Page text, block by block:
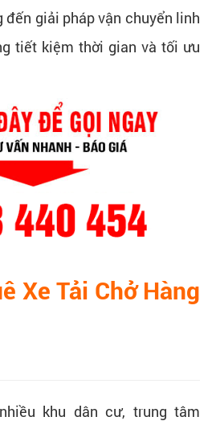
đến giải pháp vận chuyển linh
tiết kiệm thời gian và tối ưu
Xe Tải Chở Hàng
khu dân cư, trung tâm